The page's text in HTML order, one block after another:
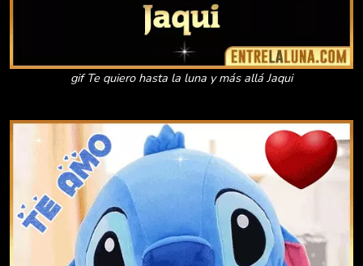
gif Te quiero hasta la luna y más allá Jaqui